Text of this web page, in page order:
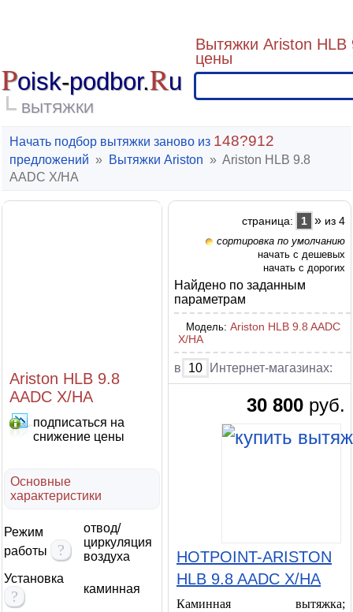
Poisk-podbor.Ru
ВЫТЯЖКИ
Вытяжки Ariston HLB
цены
Начать подбор вытяжки заново из 148?912
предложений » Вытяжки Ariston » Ariston HLB 9.8
AADC X/HA
Ariston HLB 9.8
AADC X/HA
подписаться на
снижение цены
Основные
характеристики
Режим
работы
?
отвод/
циркуляция
воздуха
Установка
? каминная
страница: 1 » из 4
сортировка по умолчанию
начать с дешевых
начать с дорогих
Найдено по заданным
параметрам
Модель: Ariston HLB 9.8 AADC
X/HA
в 10 Интернет-магазинах:
30 800 руб.
HOTPOINT-ARISTON
HLB 9.8 AADC X/HA
Каминная вытяжка;